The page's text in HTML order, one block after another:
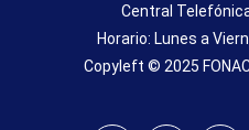
Central
Horario: Lunes a
Copyleft © 2025